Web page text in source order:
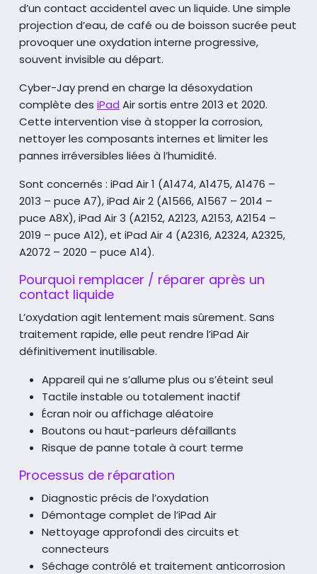
d’un contact accidentel avec un liquide. Une simple
projection d’eau,de café ou de boisson sucrée peut
provoquer une oxydation interne progressive,
souvent invisible au départ.
Cyber-Jay prend en charge la désoxydation
complète des iPad Air sortis entre 2013 et 2020.
Cette intervention vise à stopper la corrosion,
nettoyer les composants internes et limiter les
pannes irréversibles liées à l’humidité.
Sont concernés : iPad Air 1 (A1474, A1475, A1476 –
2013 – puce A7),iPad Air 2 (A1566, A1567 – 2014 –
puce A8X),iPad Air 3 (A2152, A2123, A2153, A2154 –
2019 – puce A12),et iPad Air 4 (A2316, A2324, A2325,
A2072 – 2020 – puce A14).
Pourquoi remplacer / réparer après un
contact liquide
L’oxydation agit lentement mais sûrement. Sans
traitement rapide, elle peut rendre l’iPad Air
définitivement inutilisable.
Appareil qui ne s’allume plus ou s’éteint seul
Tactile instable ou totalement inactif
Écran noir ou affichage aléatoire
Boutons ou haut-parleurs défaillants
Risque de panne totale à court terme
Processus de réparation
Diagnostic précis de l’oxydation
Démontage complet de l’iPad Air
Nettoyage approfondi des circuits et
connecteurs
Séchage contrôlé et traitement anticorrosion